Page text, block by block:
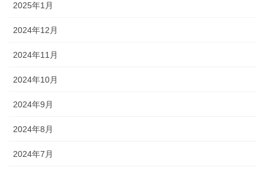
2025年1月
2024年12月
2024年11月
2024年10月
2024年9月
2024年8月
2024年7月